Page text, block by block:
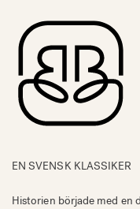
EN SVENSK KLASSIKER
Historien började med en